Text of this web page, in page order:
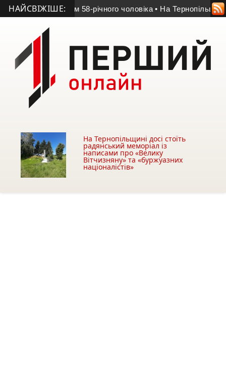
НАЙСВІЖІШЕ:
мертвим 58-річного чоловіка • На Тернопільщині
На Тернопільщині досі стоїть
радянський меморіал із
написами про «Велику
Вітчизняну» та «буржуазних
націоналістів»